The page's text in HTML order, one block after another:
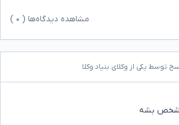
مشاهده دیدگاه‌ها ( ۰
توسط یکی از وکلای بنیاد وکلا
مشخص بشه